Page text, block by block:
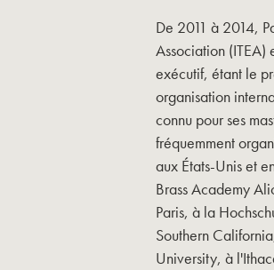
De 2011 à 2014,
Association (ITEA)
exécutif, étant le
organisation
connu pour ses
fréquemment
aux États-Unis et
Brass Academy
Paris, à la
Southern
University, à